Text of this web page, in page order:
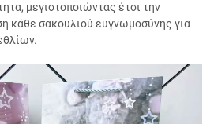
μεγιστοποιώντας έτσι την
κάθε σακουλιού ευγνωμοσύνης για